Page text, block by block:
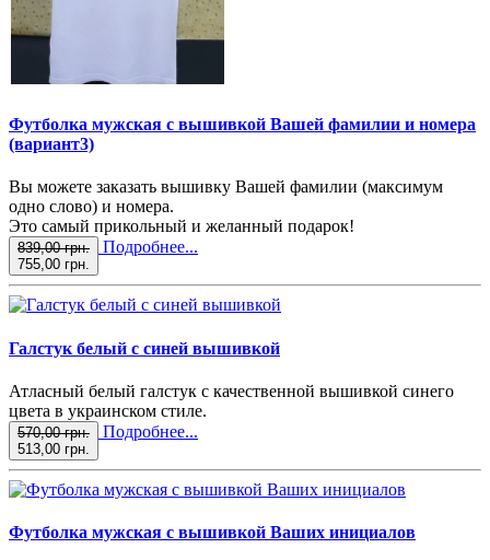
Футболка мужская с вышивкой Вашей фамилии и номера
(вариант3)
Вы можете заказать вышивку Вашей фамилии (максимум
одно слово) и номера.
Это самый прикольный и желанный подарок!
839,00 грн.
755,00 грн.
Подробнее...
Галстук белый с синей вышивкой
Атласный белый галстук с качественной вышивкой синего
цвета в украинском стиле.
570,00 грн.
513,00 грн.
Подробнее...
Футболка мужская с вышивкой Ваших инициалов